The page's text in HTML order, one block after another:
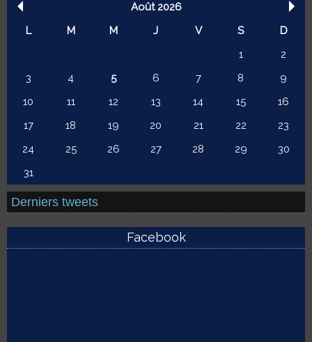
Août 2026
L
M M J V S
D
1
2
3
4 5 6 7 8
9
10
11 12 13 14 15
16
17
18 19 20 21 22
23
24
25 26 27 28 29
30
31
Derniers tweets
Facebook